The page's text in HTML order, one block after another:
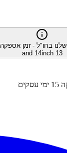
שלנו בחו"ל - זמן אספקה
13 and 14inch
15 ימי עסקים